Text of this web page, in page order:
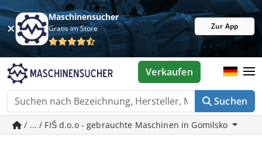
Maschinensucher
Gratis im Store Zur App
Suchen
Verkaufen
/ ... / FIŠ d.o.o - gebrauchte Maschinen in Gomilsko